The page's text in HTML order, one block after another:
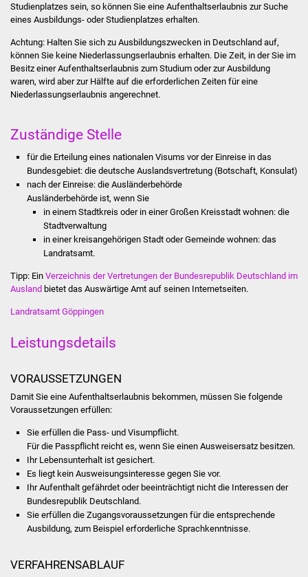
Wahlen
Stadtinfo
Jubiläumsjahr 2021
Schulentwicklung Bizet
Sanierung Bizethalle
Dienstleistungen
Lebenslagen
Bürgerinfos
Bildung
Studienplatzes sein, so können Sie eine Aufenthaltserlaubnis zur Suche
eines Ausbildungs- oder Studienplatzes erhalten.
Achtung:Halten Sie sich zu Ausbildungszwecken in Deutschland auf,
können Sie keine Niederlassungserlaubnis erhalten. Die Zeit, in der Sie im
Besitz einer Aufenthaltserlaubnis zum Studium oder zur Ausbildung
waren, wird aber zur Hälfte auf die erforderlichen Zeiten für eine
Niederlassungserlaubnis angerechnet.
Zuständige Stelle
für die Erteilung eines nationalen Visums vor der Einreise in das
Bundesgebiet: die deutsche Auslandsvertretung (Botschaft, Konsulat)
nach der Einreise: die Ausländerbehörde
Ausländerbehörde ist, wenn Sie
in einem Stadtkreis oder in einer Großen Kreisstadt wohnen: die
Stadtverwaltung
in einer kreisangehörigen Stadt oder Gemeinde wohnen: das
Landratsamt.
Tipp: Ein Verzeichnis der Vertretungen der Bundesrepublik Deutschland im
Ausland bietet das Auswärtige Amt auf seinen Internetseiten.
Landratsamt Göppingen
Leistungsdetails
VORAUSSETZUNGEN
Damit Sie eine Aufenthaltserlaubnis bekommen, müssen Sie folgende
Voraussetzungen erfüllen:
Sie erfüllen die Pass- und Visumpflicht.
Für die Passpflicht reicht es, wenn Sie einen Ausweisersatz besitzen.
Ihr Lebensunterhalt ist gesichert.
Es liegt kein Ausweisungsinteresse gegen Sie vor.
Ihr Aufenthalt gefährdet oder beeinträchtigt nicht die Interessen der
Bundesrepublik Deutschland.
Sie erfüllen die Zugangsvoraussetzungen für die entsprechende
Ausbildung, zum Beispiel erforderliche Sprachkenntnisse.
VERFAHRENSABLAUF